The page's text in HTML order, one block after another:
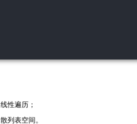
线性遍历；
散列表空间。